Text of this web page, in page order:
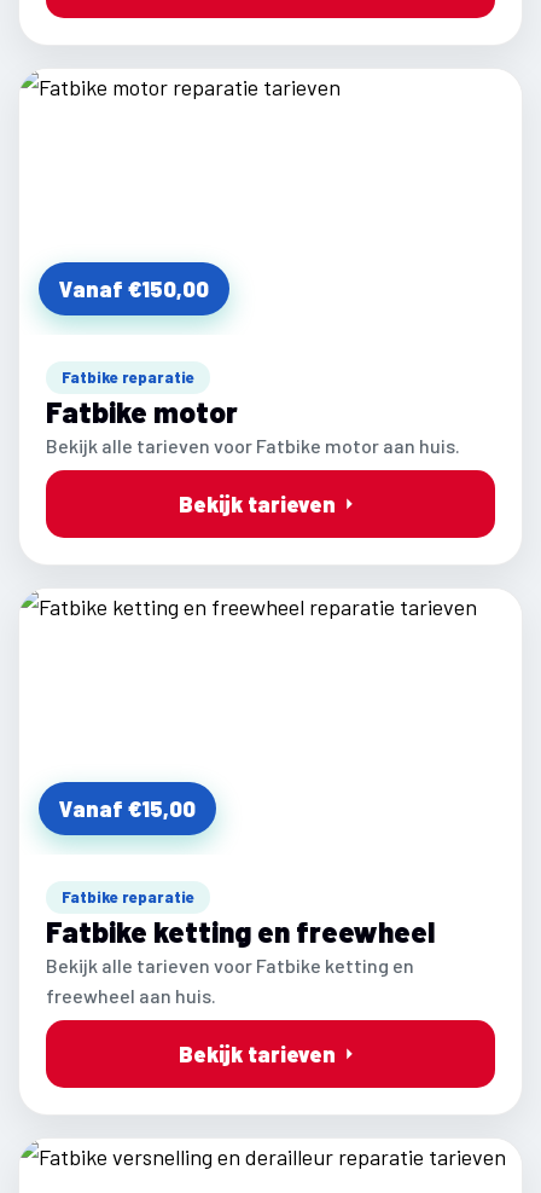
Vanaf €150,00
Fatbike reparatie
Fatbike motor
Bekijk alle tarieven voor Fatbike motor aan huis.
Bekijk tarieven
Vanaf €15,00
Fatbike reparatie
Fatbike ketting en freewheel
Bekijk alle tarieven voor Fatbike ketting en
freewheel aan huis.
Bekijk tarieven